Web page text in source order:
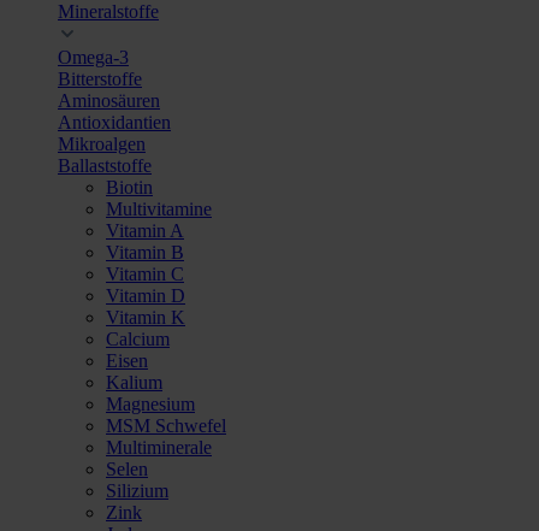
Mineralstoffe
Omega-3
Bitterstoffe
Aminosäuren
Antioxidantien
Mikroalgen
Ballaststoffe
Biotin
Multivitamine
Vitamin A
Vitamin B
Vitamin C
Vitamin D
Vitamin K
Calcium
Eisen
Kalium
Magnesium
MSM Schwefel
Multiminerale
Selen
Silizium
Zink